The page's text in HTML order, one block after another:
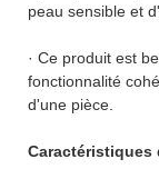
peau sensible et
· Ce produit est
fonctionnalité
d'une pièce.
Caractéristiques